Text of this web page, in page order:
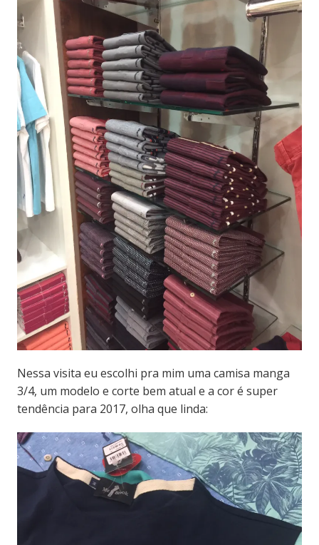
Nessa visita eu escolhi pra mim uma camisa manga
3/4, um modelo e corte bem atual e a cor é super
tendência para 2017, olha que linda: